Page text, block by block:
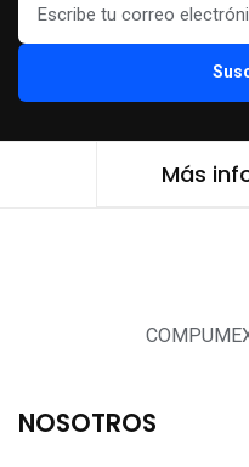
Más
NOSOTROS